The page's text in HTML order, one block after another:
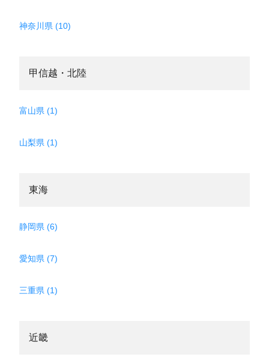
神奈川県 (10)
甲信越・北陸
富山県 (1)
山梨県 (1)
東海
静岡県 (6)
愛知県 (7)
三重県 (1)
近畿